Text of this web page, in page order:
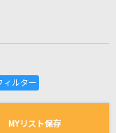
の一覧
MYリスト保存